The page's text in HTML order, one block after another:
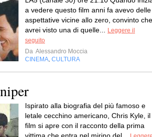
a vedere questo film anni fa avevo delle
aspettative vicine allo zero, convinto che
avrei visto una di quelle...
Leggere il
seguito
Da Alessandro Moccia
CINEMA CULTURA
Ispirato alla biografia del più famoso e
letale cecchino americano, Chris Kyle, il
film si apre con il racconto della prima